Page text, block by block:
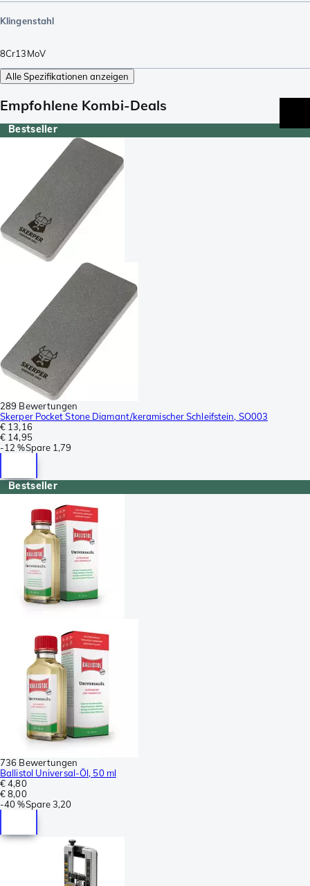
Klingenstahl
8Cr13MoV
Alle Spezifikationen anzeigen
Empfohlene Kombi-Deals
Bestseller
289 Bewertungen
Skerper Pocket Stone Diamant/keramischer Schleifstein, SO003
€ 13,16
€ 14,95
-12 %Spare 1,79
Bestseller
736 Bewertungen
Ballistol Universal-Öl, 50 ml
€ 4,80
€ 8,00
-40 %Spare3,20